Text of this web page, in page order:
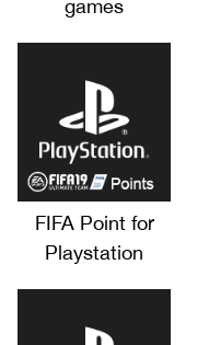
FIFA Point for
Playstation